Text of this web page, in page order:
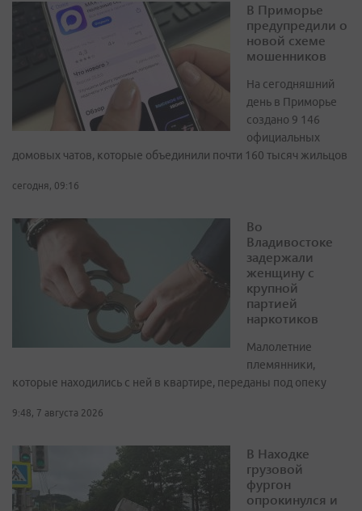
В Приморье
предупредили о
новой схеме
мошенников
На сегодняшний
день в Приморье
создано 9 146
официальных
домовых чатов, которые объединили почти 160 тысяч жильцов
сегодня, 09:16
Во
Владивостоке
задержали
женщину с
крупной
партией
наркотиков
Малолетние
племянники,
которые находились с ней в квартире, переданы под опеку
9:48, 7 августа 2026
В Находке
грузовой
фургон
опрокинулся и